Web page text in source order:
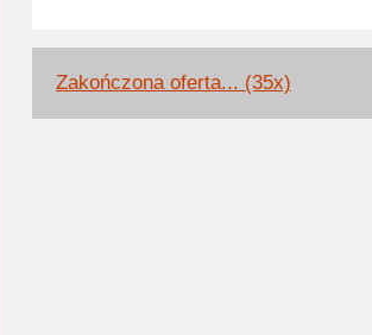
Zakończona oferta... (35x)